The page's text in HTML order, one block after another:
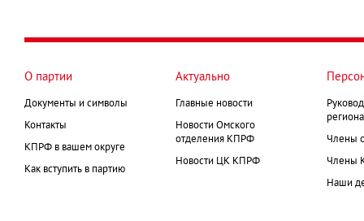
О партии
Документы и символы
Контакты
КПРФ в вашем округе
Как вступить в партию
Актуально
Главные новости
Новости Омского
отделения КПРФ
Новости ЦК КПРФ
Члены
Члены
Наши